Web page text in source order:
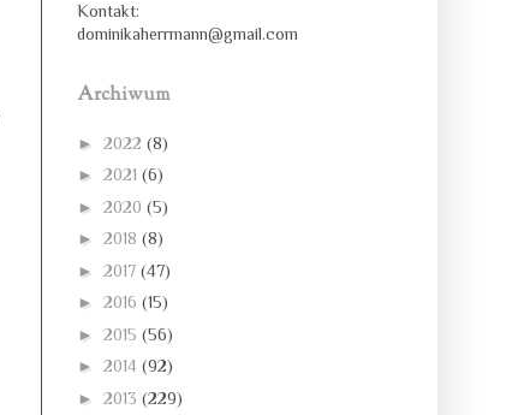
Kontakt:
dominikaherrmann@gmail.com
Archiwum
► 2022 (8)
► 2021 (6)
► 2020 (5)
► 2018 (8)
► 2017 (47)
► 2016 (15)
► 2015 (56)
► 2014 (92)
► 2013 (229)